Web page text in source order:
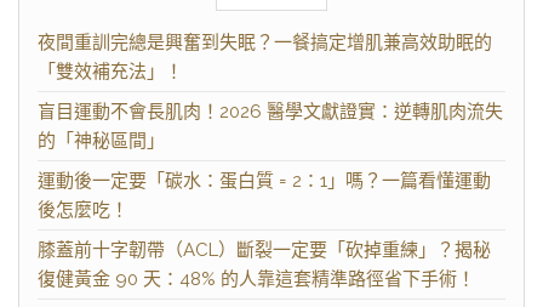
夜間重訓完總是興奮到失眠？一餐搞定增肌兼高效助眠的
「雙效補充法」！
盲目運動不會長肌肉！2026 醫學文獻證實：逆轉肌肉流失
的「神秘區間」
運動後一定要「碳水：蛋白質 = 2：1」嗎？一篇看懂運動
後怎麼吃！
膝蓋前十字韌帶（ACL）斷裂一定要「砍掉重練」？揭秘
復健黃金 90 天：48% 的人靠這套精準路徑省下手術！